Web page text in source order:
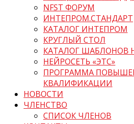
NFST ФОРУМ
ИНТЕПРОМ.СТАНДАРТ
КАТАЛОГ ИНТЕПРОМ
КРУГЛЫЙ СТОЛ
КАТАЛОГ ШАБЛОНОВ
НЕЙРОСЕТЬ «ЭТС»
ПРОГРАММА
КВАЛИФИКАЦИИ
НОВОСТИ
ЧЛЕНСТВО
СПИСОК ЧЛЕНОВ